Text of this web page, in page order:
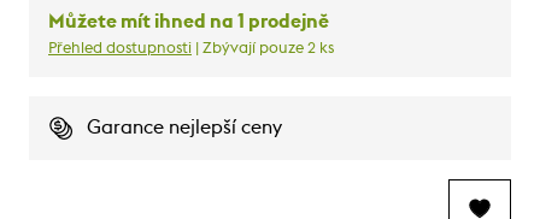
Můžete mít ihned na 1 prodejně
Přehled dostupnosti | Zbývají pouze 2 ks
Garance nejlepší ceny